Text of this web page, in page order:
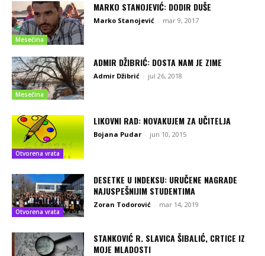
Mesečina
MARKO STANOJEVIĆ: DODIR DUŠE
Marko Stanojević - mar 9, 2017
Mesečina
ADMIR DŽIBRIĆ: DOSTA NAM JE ZIME
Admir Džibrić - jul 26, 2018
Otvorena vrata
LIKOVNI RAD: NOVAKUJEM ZA UČITELJA
Bojana Pudar - jun 10, 2015
Otvorena vrata
DESETKE U INDEKSU: URUČENE NAGRADE
NAJUSPEŠNIJIM STUDENTIMA
Zoran Todorović - mar 14, 2019
STANKOVIĆ R. SLAVICA ŠIBALIĆ, CRTICE IZ
MOJE MLADOSTI